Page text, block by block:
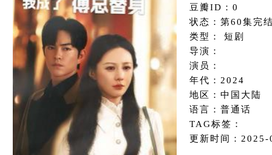
豆瓣ID：0
状态：第60集完
类型： 短剧
导演：
演员：
年代：2024
地区：中国大陆
语言：普通话
TAG标签：
更新时间：